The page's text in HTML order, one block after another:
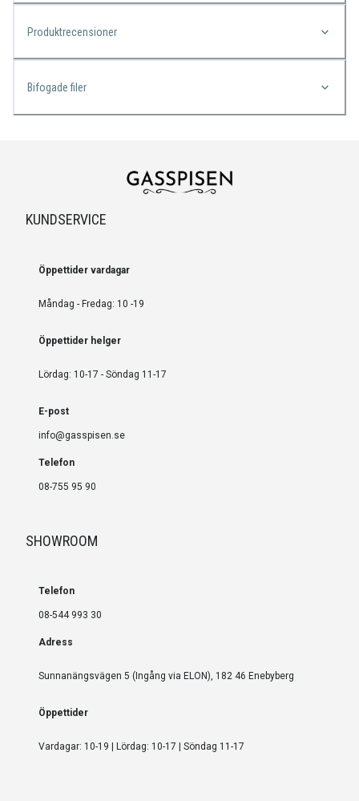
Produktrecensioner
Bifogade filer
KUNDSERVICE
Öppettider vardagar
Måndag - Fredag: 10 -19
Öppettider helger
Lördag: 10-17 - Söndag 11-17
E-post
info@gasspisen.se
Telefon
08-755 95 90
SHOWROOM
Telefon
08-544 993 30
Adress
Sunnanängsvägen 5 (Ingång via ELON), 182 46 Enebyberg
Öppettider
Vardagar: 10-19 | Lördag: 10-17 | Söndag 11-17